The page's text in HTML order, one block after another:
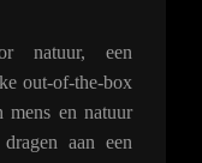
natuur, een
out-of-the-box
mens en natuur
aan een